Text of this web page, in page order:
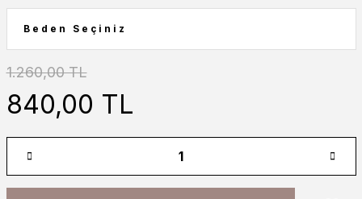
1.260,00 TL
840,00 TL